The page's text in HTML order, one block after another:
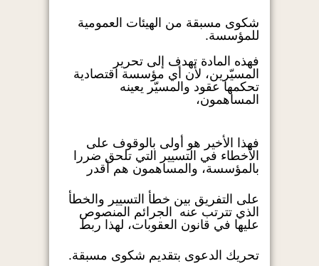
شكوى مسبقة من الهيئات العمومية
للمؤسسة.
فهذه المادة تهدف إلى تحرير
المسيّرين، لأن أي مؤسسة اقتصادية
تحكمها عقود والمسيّر يعينه
المساهمون،
فهذا الأخير هو أولى بالوقوف على
الأخطاء في التسيير التي تلحق ضررا
بالمؤسسة، والمساهمون هم أقدر
على التفريق بين خطأ التسيير والخطأ
الذي تترتب عنه الجرائم المنصوص
عليها في قانون العقوبات، لهذا ربط
تحريك الدعوى بتقديم شكوى مسبقة.